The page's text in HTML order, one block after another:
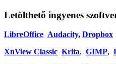
Letölthető ingyenes
LibreOffice Audacity, Dropbox
XnView Classic Krita, GIMP,